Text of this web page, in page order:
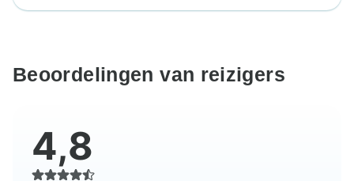
Beoordelingen van reizigers
4,8